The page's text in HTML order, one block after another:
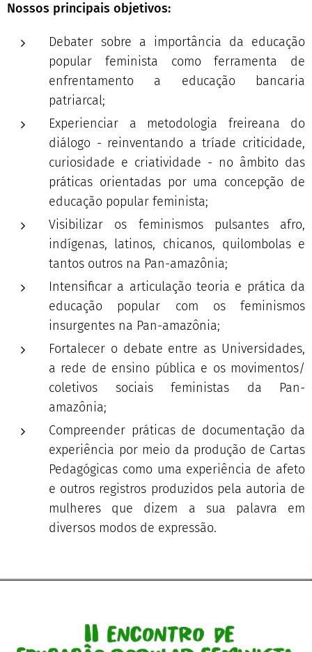
Nossos principais objetivos:
Debater sobre a importância da educação
popular feminista como ferramenta de
enfrentamento a educação bancaria
patriarcal;
Experienciar a metodologia freireana do
diálogo - reinventando a tríade criticidade,
curiosidade e criatividade - no âmbito das
práticas orientadas por uma concepção de
educação popular feminista;
Visibilizar os feminismos pulsantes afro,
indígenas, latinos, chicanos, quilombolas e
tantos outros na Pan-amazônia;
Intensificar a articulação teoria e prática da
educação popular com os feminismos
insurgentes na Pan-amazônia;
Fortalecer o debate entre as Universidades,
a rede de ensino pública e os movimentos/
coletivos sociais feministas da Pan-
amazônia;
Compreender práticas de documentação da
experiência por meio da produção de Cartas
Pedagógicas como uma experiência de afeto
e outros registros produzidos pela autoria de
mulheres que dizem a sua palavra em
diversos modos de expressão.